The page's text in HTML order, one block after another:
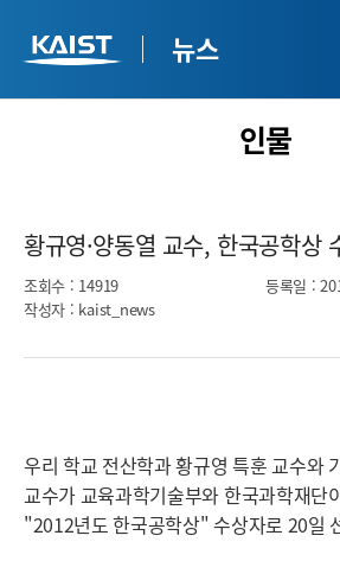
뉴스
인물
황규영·양동열 교수, 한국공학상
조회수 : 14919 등록일 :
작성자 : kaist_news
우리 학교 전산학과 황규영 특훈 교수와
교수가 교육과학기술부와 한국과학재단
"2012년도 한국공학상" 수상자로 20일